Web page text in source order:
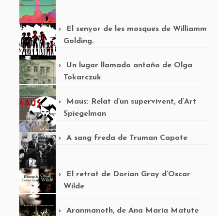
El senyor de les mosques de Williamm
Golding.
Un lugar llamado antaño de Olga
Tokarczuk
Maus: Relat d’un supervivent, d’Art
Spiegelman
A sang freda de Truman Capote
El retrat de Dorian Gray d’Oscar
Wilde
Aranmanoth, de Ana Maria Matute